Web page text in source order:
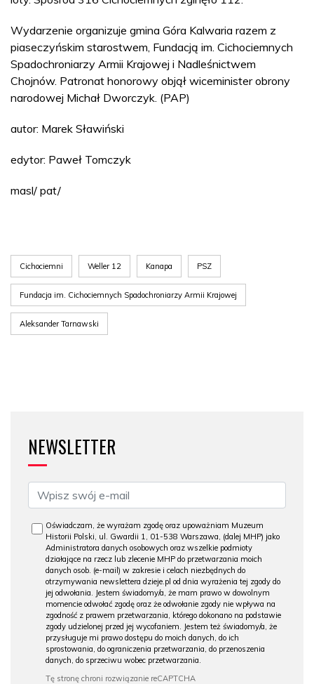
Wydarzenie organizuje gmina Góra Kalwaria razem z
piaseczyńskim starostwem, Fundacją im. Cichociemnych
Spadochroniarzy Armii Krajowej i Nadleśnictwem
Chojnów. Patronat honorowy objął wiceminister obrony
narodowej Michał Dworczyk. (PAP)
autor: Marek Sławiński
edytor: Paweł Tomczyk
masl/ pat/
Cichociemni Weller 12 Kanapa PSZ
Fundacja im. Cichociemnych Spadochroniarzy Armii Krajowej
Aleksander Tarnawski
NEWSLETTER
Oświadczam, że wyrażam zgodę oraz upoważniam Muzeum
Historii Polski, ul. Gwardii 1, 01-538 Warszawa, (dalej MHP) jako
Administratora danych osobowych oraz wszelkie podmioty
działające na rzecz lub zlecenie MHP do przetwarzania moich
danych osob. (e-mail) w zakresie i celach niezbędnych do
otrzymywania newslettera dzieje.pl od dnia wyrażenia tej zgody do
jej odwołania. Jestem świadomy/a, że mam prawo w dowolnym
momencie odwołać zgodę oraz że odwołanie zgody nie wpływa na
zgodność z prawem przetwarzania, którego dokonano na podstawie
zgody udzielonej przed jej wycofaniem. Jestem też świadomy/a, że
przysługuje mi prawo dostępu do moich danych, do ich
sprostowania, do ograniczenia przetwarzania, do przenoszenia
danych, do sprzeciwu wobec przetwarzania.